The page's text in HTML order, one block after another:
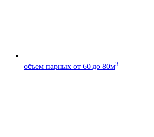
объем парных от 60 до 80м3